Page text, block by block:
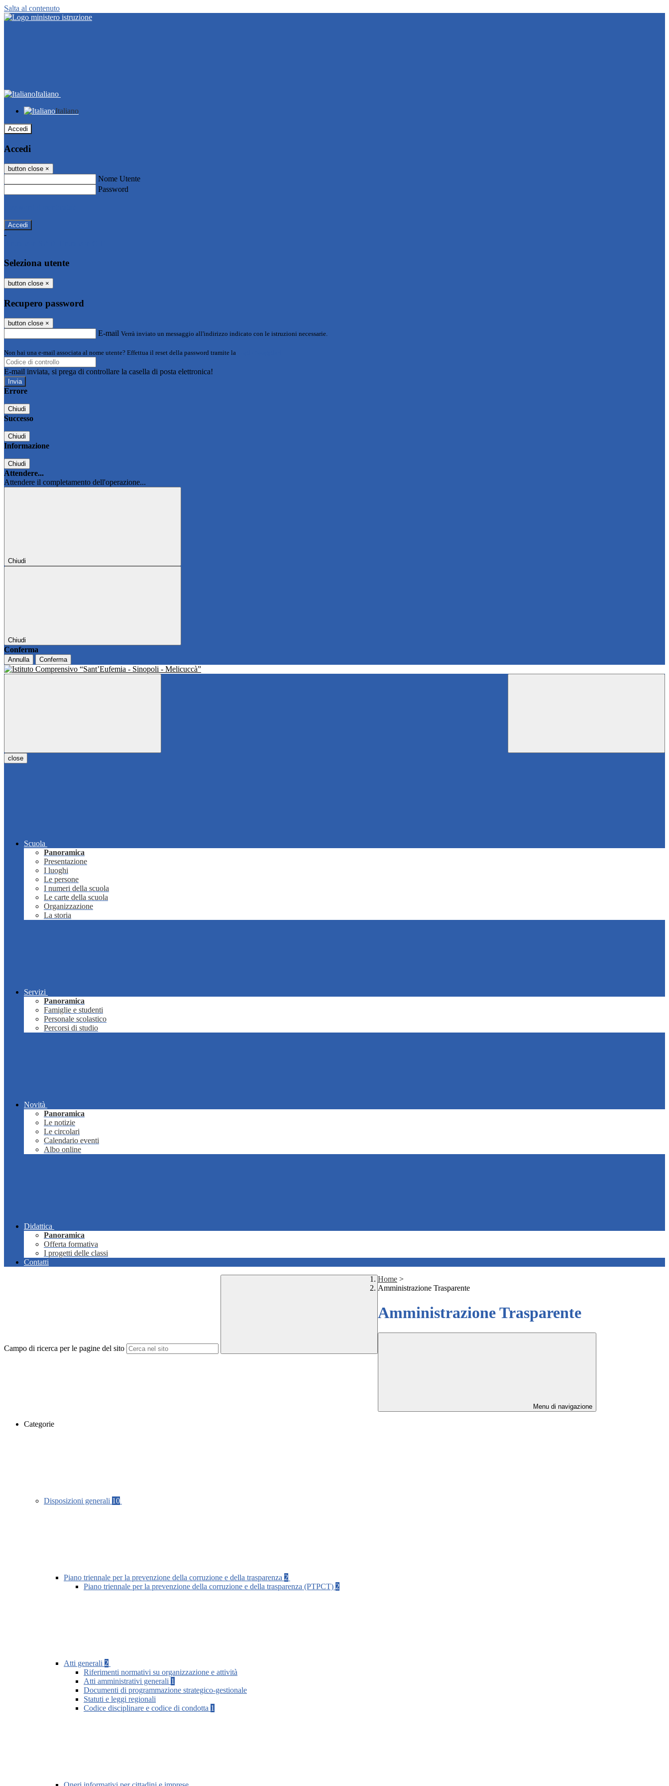
Salta al contenuto
Italiano
Italiano
Accedi
Accedi
button close ×
Nome Utente
Password
-
Seleziona utente
button close ×
Recupero password
button close ×
E-mail Verrà inviato un messaggio all'indirizzo indicato con le istruzioni necessarie.
Non hai una e-mail associata al nome utente? Effettua il reset della password tramite la
E-mail inviata, si prega di controllare la casella di posta elettronica!
Errore
Chiudi
Successo
Chiudi
Informazione
Chiudi
Attendere...
Attendere il completamento dell'operazione...
Chiudi
Chiudi
Conferma
Annulla Conferma
close
Scuola
Panoramica
Presentazione
I luoghi
Le persone
I numeri della scuola
Le carte della scuola
Organizzazione
La storia
Servizi
Panoramica
Famiglie e studenti
Personale scolastico
Percorsi di studio
Novità
Panoramica
Le notizie
Le circolari
Calendario eventi
Albo online
Didattica
Panoramica
Offerta formativa
I progetti delle classi
Contatti
Campo di ricerca per le pagine del sito
Home >
Amministrazione Trasparente
Amministrazione Trasparente
Menu di navigazione
Categorie
Disposizioni generali 10
Piano triennale per la prevenzione della corruzione e della trasparenza 2
Piano triennale per la prevenzione della corruzione e della trasparenza (PTPCT) 2
Atti generali 2
Riferimenti normativi su organizzazione e attività
Atti amministrativi generali 1
Documenti di programmazione strategico-gestionale
Statuti e leggi regionali
Codice disciplinare e codice di condotta 1